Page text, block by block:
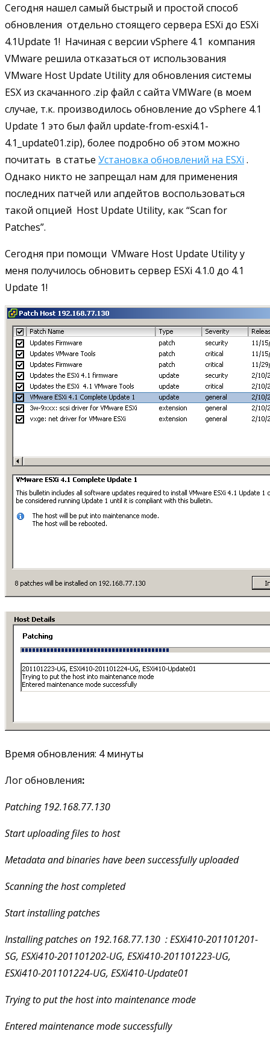
Сегодня нашел самый быстрый и простой способ
обновления отдельно стоящего сервера ESXi до ESXi
4.1Update 1! Начиная с версии vSphere 4.1 компания
VMware решила отказаться от использования
VMware Host Update Utility для обновления системы
ESX из скачанного .zip файл с сайта VMWare (в моем
случае, т.к. производилось обновление до vSphere 4.1
Update 1 это был файл update-from-esxi4.1-
4.1_update01.zip), более подробно об этом можно
почитать в статье Установка обновлений на ESXi .
Однако никто не запрещал нам для применения
последних патчей или апдейтов воспользоваться
такой опцией Host Update Utility, как “Scan for
Patches”.
Сегодня при помощи VMware Host Update Utility у
меня получилось обновить сервер ESXi 4.1.0 до 4.1
Update 1!
Время обновления: 4 минуты
Лог обновления:
Patching 192.168.77.130
Start uploading files to host
Metadata and binaries have been successfully uploaded
Scanning the host completed
Start installing patches
Installing patches on 192.168.77.130 : ESXi410-201101201-
SG, ESXi410-201101202-UG, ESXi410-201101223-UG,
ESXi410-201101224-UG, ESXi410-Update01
Trying to put the host into maintenance mode
Entered maintenance mode successfully